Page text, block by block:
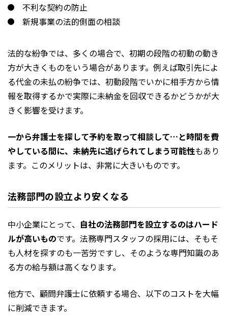
不利な契約の防止
新規事業の法的側面の相談
法的な紛争では、多くの場合で、初期の段階の初動の動き
方が大きくものをいう場合があります。例えば取引先によ
る代金の未払の紛争では、初動段階でいかに相手方から情
報を取得するかで実際に未納金を回収できるかどうかが大
きく影響を受けます。
一から弁護士を探して予約を取って相談して…と時間を費
やしている間に、未納先に逃げられてしまう可能性もあり
ます。このメリットは、非常に大きいものです。
法務部門の設立より安くなる
中小企業にとって、 自社の法務部門を設立するのはハード
ルが高いものです。法務専門スタッフの採用には、そもそ
も人材を探すのも一苦労ですし、そのような専門知識のあ
る方の給与額は高くなります。
他方で、顧問弁護士に依頼する場合、以下のコストを大幅
に削減できます。